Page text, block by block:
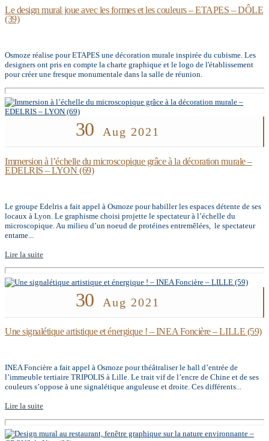
Le design mural joue avec les formes et les couleurs – ETAPES – DÔLE
(39)
Osmoze réalise pour ETAPES une décoration murale inspirée du cubisme. Les
designers ont pris en compte la charte graphique et le logo de l'établissement
pour créer une fresque monumentale dans la salle de réunion.
30 Aug 2021
Immersion à l’échelle du microscopique grâce à la décoration murale –
EDELRIS – LYON (69)
Le groupe Edelris a fait appel à Osmoze pour habiller les espaces détente de ses
locaux à Lyon. Le graphisme choisi projette le spectateur à l’échelle du
microscopique. Au milieu d’un noeud de protéines entremêlées, le spectateur
entame...
Lire la suite
30 Aug 2021
Une signalétique artistique et énergique ! – INEA Foncière – LILLE (59)
INEA Foncière a fait appel à Osmoze pour théâtraliser le hall d’entrée de
l’immeuble tertiaire TRIPOLIS à Lille. Le trait vif de l’encre de Chine et de ses
couleurs s’oppose à une signalétique anguleuse et droite. Ces différents...
Lire la suite